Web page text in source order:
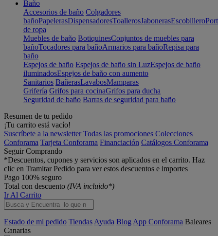
Baño
Accesorios de baño Colgadores
bañoPapelerasDispensadoresToallerosJabonerasEscobillero
de ropa
Muebles de baño BotiquinesConjuntos de muebles para
bañoTocadores para bañoArmarios para bañoRepisa para
baño
Espejos de baño Espejos de baño sin LuzEspejos de baño
iluminadosEspejos de baño con aumento
Sanitarios BañerasLavabosMamparas
Grifería Grifos para cocinaGrifos para ducha
Seguridad de baño Barras de seguridad para baño
Resumen de tu pedido
¡Tu carrito está vacío!
Suscríbete a la newsletter Todas las promociones Colecciones
Conforama Tarjeta Conforama Financiación Catálogos Conforama
Seguir Comprando
*Descuentos, cupones y servicios son aplicados en el carrito. Haz
clic en Tramitar Pedido para ver estos descuentos e importes
Pago 100% seguro
Total con descuento (IVA incluido*)
Ir Al Carrito
Estado de mi pedido Tiendas Ayuda Blog App Conforama Baleares
Canarias